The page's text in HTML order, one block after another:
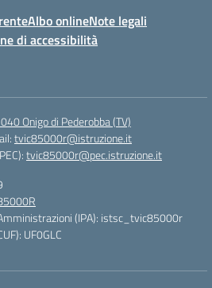
Albo onlineNote legali
di accessibilità
Onigo di Pederobba (TV)
tvic85000r@istruzione.it
tvic85000r@pec.istruzione.it
(IPA): istsc_tvic85000r
UF0GLC